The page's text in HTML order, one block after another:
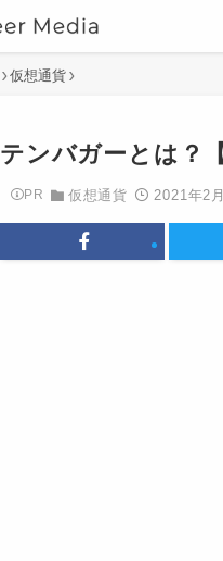
仮想通貨
テンバガーとは？
PR 仮想通貨 2021年2